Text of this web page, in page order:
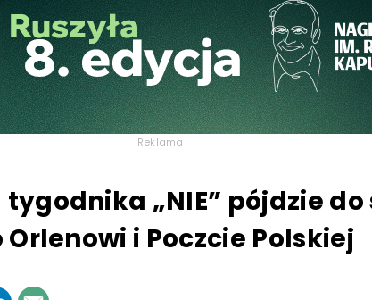
Reklama
„NIE” pójdzie do
i Poczcie Polskiej